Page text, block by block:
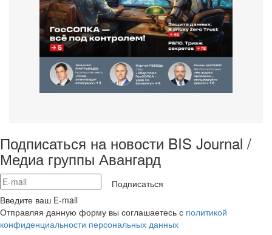
Подписаться на новости BIS Journal /
Медиа группы Авангард
Подписаться
Введите ваш E-mail
Отправляя данную форму вы соглашаетесь с политикой
конфиденциальности персональных данных